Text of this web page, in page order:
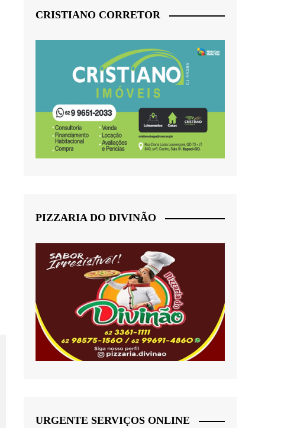
CRISTIANO CORRETOR
PIZZARIA DO DIVINÃO
URGENTE SERVIÇOS ONLINE